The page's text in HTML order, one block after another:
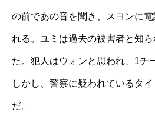
の前であの音を聞き、スヨンに
れる。ユミは過去の被害者と知
た。犯人はウォンと思われ、1チ
しかし、警察に疑われているタ
だ。